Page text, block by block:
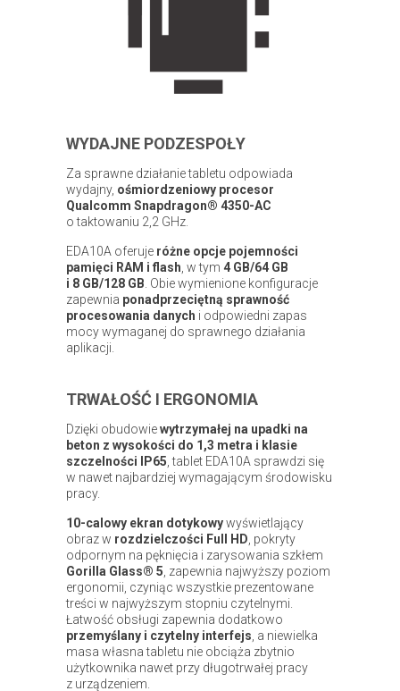
WYDAJNE PODZESPOŁY
Za sprawne działanie tabletu odpowiada
wydajny, ośmiordzeniowy procesor
Qualcomm Snapdragon® 4350-AC
o taktowaniu 2,2 GHz.
EDA10A oferuje różne opcje pojemności
pamięci RAM i flash , w tym 4 GB/64 GB
i 8 GB/128 GB . Obie wymienione konfiguracje
zapewnia ponadprzeciętną sprawność
procesowania danych i odpowiedni zapas
mocy wymaganej do sprawnego działania
aplikacji.
TRWAŁOŚĆ I ERGONOMIA
Dzięki obudowiewytrzymałej na upadki na
beton z wysokości do 1,3 metra i klasie
szczelności IP65 , tablet EDA10A sprawdzi się
w nawet najbardziej wymagającym środowisku
pracy.
10-calowy ekran dotykowywyświetlający
obraz w rozdzielczości Full HD , pokryty
odpornym na pęknięcia i zarysowania szkłem
Gorilla Glass® 5 , zapewnia najwyższy poziom
ergonomii, czyniąc wszystkie prezentowane
treści w najwyższym stopniu czytelnymi.
Łatwość obsługi zapewnia dodatkowo
przemyślany i czytelny interfejs , a niewielka
masa własna tabletu nie obciąża zbytnio
użytkownika nawet przy długotrwałej pracy
z urządzeniem.